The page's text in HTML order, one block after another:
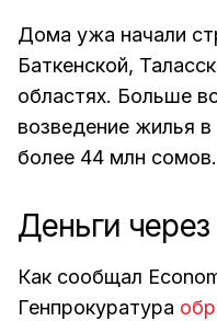
Дома ужа начали
Баткенской,
областях. Больше
возведение жилья
более 44 млн сомов.
Деньги через
Как сообщал
Генпрокуратура